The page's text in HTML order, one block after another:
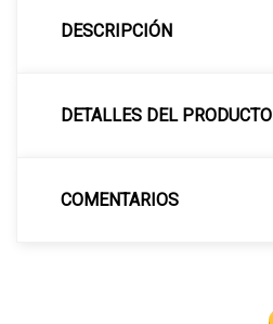
DESCRIPCIÓN
DETALLES DEL PRODUCTO
COMENTARIOS